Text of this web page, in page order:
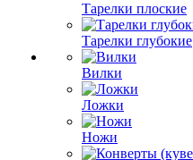
Тарелки плоские
Тарелки глубокие
Вилки
Ложки
Ножи